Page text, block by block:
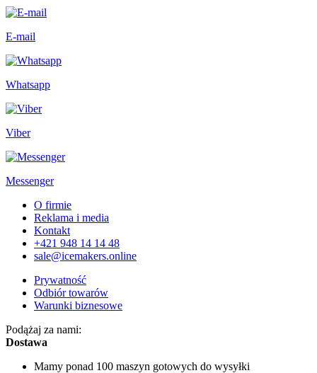
E-mail
Whatsapp
Viber
Messenger
O firmie
Reklama i media
Kontakt
+421 948 14 14 48
sale@icemakers.online
Prywatność
Odbiór towarów
Warunki biznesowe
Podążaj za nami:
Dostawa
Mamy ponad 100 maszyn gotowych do wysyłki